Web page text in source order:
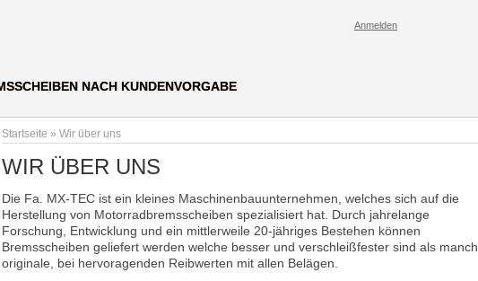
NACH KUNDENVORGABE
Anmelden
Startseite » Wir über uns
WIR ÜBER UNS
Die Fa. MX-TEC ist ein kleines Maschinenbauunternehmen, welches sich auf die
Herstellung von Motorradbremsscheiben spezialisiert hat. Durch jahrelange
Forschung, Entwicklung und ein mittlerweile 20-jähriges Bestehen können
Bremsscheiben geliefert werden welche besser und verschleißfester sind als manch
originale, bei hervoragenden Reibwerten mit allen Belägen.